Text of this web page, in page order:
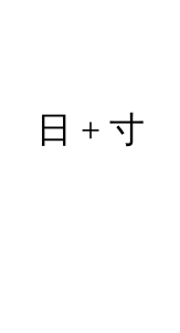
日 + 寸